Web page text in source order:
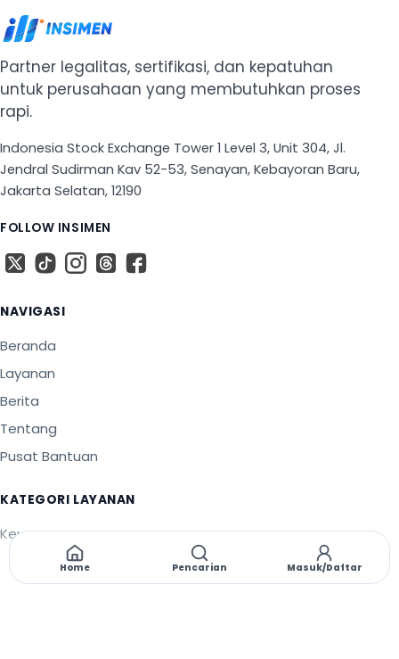
Home Pencarian Masuk/Daftar
Partner legalitas, sertifikasi, dan kepatuhan
untuk perusahaan yang membutuhkan proses
rapi.
Indonesia Stock Exchange Tower 1 Level 3, Unit 304, Jl.
Jendral Sudirman Kav 52-53, Senayan, Kebayoran Baru,
Jakarta Selatan, 12190
FOLLOW INSIMEN
X TikTokInstagram
ThreadsFacebook
NAVIGASI
Beranda
Layanan
Berita
Tentang
Pusat Bantuan
KATEGORI LAYANAN
Keuangan
Sertifikasi